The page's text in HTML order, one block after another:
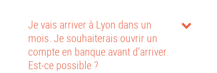
Je vais arriver à Lyon dans un
mois. Je souhaiterais ouvrir un
compte en banque avant d’arriver.
Est-ce possible ?